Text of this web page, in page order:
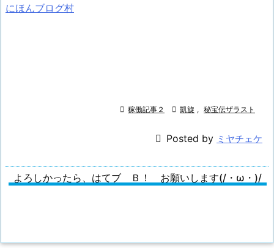
にほんブログ村
 稼働記事２  凱旋 , 秘宝伝ザラスト
 Posted by ミヤチェケ
よろしかったら、はてブ Ｂ！ お願いします(/・ω・)/